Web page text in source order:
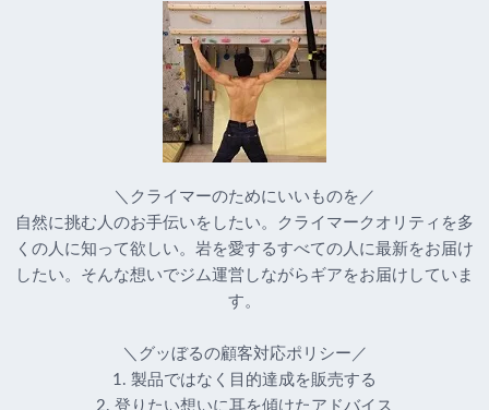
＼クライマーのためにいいものを／
自然に挑む人のお手伝いをしたい。クライマークオリティを多
くの人に知って欲しい。岩を愛するすべての人に最新をお届け
したい。そんな想いでジム運営しながらギアをお届けしていま
す。
＼グッぼるの顧客対応ポリシー／
1. 製品ではなく目的達成を販売する
2. 登りたい想いに耳を傾けたアドバイス